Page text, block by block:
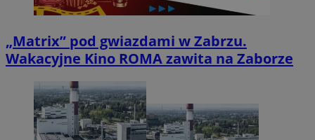
„Matrix” pod gwiazdami w Zabrzu.
Wakacyjne Kino ROMA zawita na Zaborze